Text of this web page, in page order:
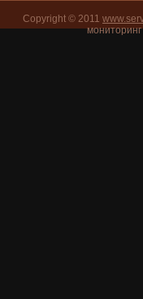
Copyright © 2011